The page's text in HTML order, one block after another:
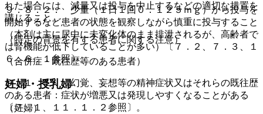
９．８．２． 少量（１日１回０．１２５ｍｇ）から投与を
開始するなど患者の状態を観察しながら慎重に投与すること
（本剤は主に尿中に未変化体のまま排泄されるが、高齢者で
は腎機能が低下していることが多い）〔７．２、７．３、１
６．６．１参照〕。
妊婦・授乳婦
（妊婦）
れた場合には、減量又は投与を中止するなどの適切な措置を
講じること。
（特定の背景を有する患者に関する注意）
（合併症・既往歴等のある患者）
９．１．１． 幻覚、妄想等の精神症状又はそれらの既往歴
のある患者：症状が増悪又は発現しやすくなることがある
〔７．１、１１．１．２参照〕。